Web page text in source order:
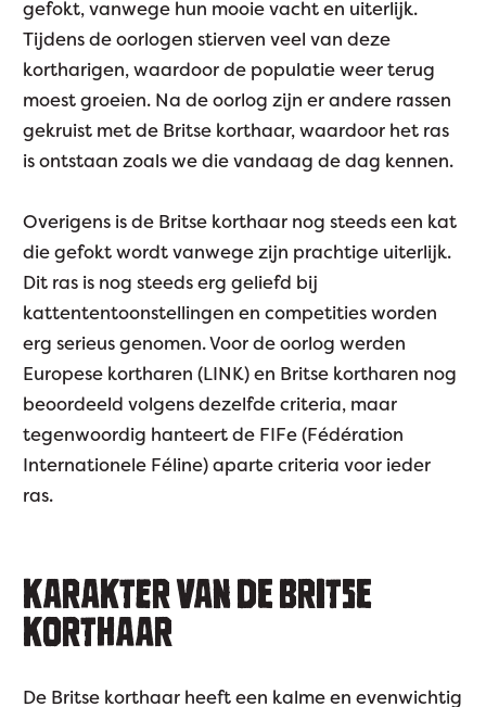
gefokt, vanwege hun mooie vacht en uiterlijk.
Tijdens de oorlogen stierven veel van deze
kortharigen, waardoor de populatie weer terug
moest groeien. Na de oorlog zijn er andere rassen
gekruist met de Britse korthaar, waardoor het ras
is ontstaan zoals we die vandaag de dag kennen.
Overigens is de Britse korthaar nog steeds een kat
die gefokt wordt vanwege zijn prachtige uiterlijk.
Dit ras is nog steeds erg geliefd bij
kattententoonstellingen en competities worden
erg serieus genomen. Voor de oorlog werden
Europese kortharen (LINK) en Britse kortharen nog
beoordeeld volgens dezelfde criteria, maar
tegenwoordig hanteert de FIFe (Fédération
Internationele Féline) aparte criteria voor ieder
ras.
KARAKTER VAN DE BRITSE
KORTHAAR
De Britse korthaar heeft een kalme en evenwichtig